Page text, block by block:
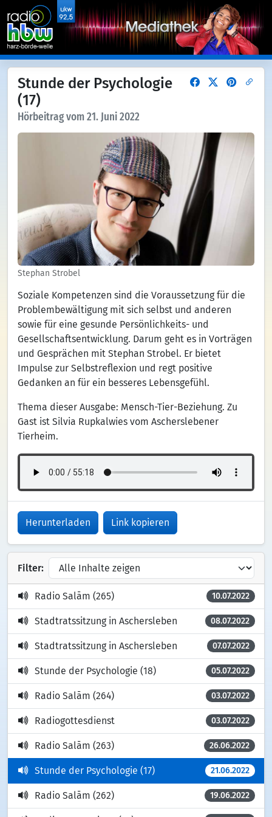
Stunde der Psychologie
(17)
Hörbeitrag vom 21. Juni 2022
Stephan Strobel
Soziale Kompetenzen sind die Voraussetzung für die
Problembewältigung mit sich selbst und anderen
sowie für eine gesunde Persönlichkeits- und
Gesellschaftsentwicklung. Darum geht es in Vorträgen
und Gesprächen mit Stephan Strobel. Er bietet
Impulse zur Selbstreflexion und regt positive
Gedanken an für ein besseres Lebensgefühl.
Thema dieser Ausgabe: Mensch-Tier-Beziehung. Zu
Gast ist Silvia Rupkalwies vom Ascherslebener
Tierheim.
Herunterladen Link kopieren
Filter:
Radio Salām (265) 10.07.2022
Stadtratssitzung in Aschersleben 08.07.2022
Stadtratssitzung in Aschersleben 07.07.2022
Stunde der Psychologie (18) 05.07.2022
Radio Salām (264) 03.07.2022
Radiogottesdienst 03.07.2022
Radio Salām (263) 26.06.2022
Stunde der Psychologie (17) 21.06.2022
Radio Salām (262) 19.06.2022